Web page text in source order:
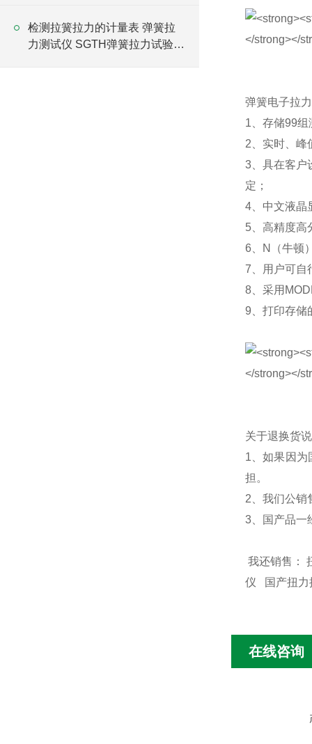
检测拉簧拉力的计量表 弹簧拉
力测试仪 SGTH弹簧拉力试验仪
弹簧电子拉
1、存储99
2、实时、峰
3、具在客户
定；
4、中文液晶
5、高精度高
6、N（牛顿
7、用户可自
8、采用
9、打印存储
关于退换货
1、如果因为
担。
2、我们公销
3、国产品一
我还销售：
仪 国产扭
在线咨询